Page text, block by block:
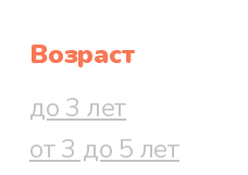
Возраст
до 3 лет
от 3 до 5 лет